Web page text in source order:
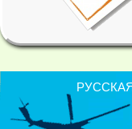
РУССКАЯ